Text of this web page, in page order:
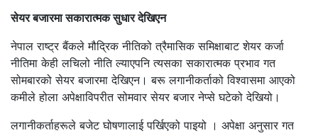
सेयर बजारमा सकारात्मक सुधार देखिएन
नेपाल राष्ट्र बैंकले मौद्रिक नीतिको त्रैमासिक समिक्षाबाट शेयर कर्जा
नीतिमा केही लचिलो नीति ल्याएपनि त्यसका सकारात्मक प्रभाव गत
सोमबारको सेयर बजारमा देखिएन। बरू लगानीकर्ताको विश्वासमा आएको
कमीले होला अपेक्षाविपरीत सोमवार सेयर बजार नेप्से घटेको देखियो।
लगानीकर्ताहरूले बजेट घोषणालाई पर्खिएको पाइयो । अपेक्षा अनुसार गत